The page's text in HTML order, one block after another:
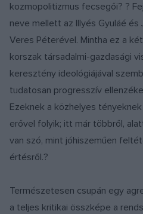
kozmopolitizmus fecsegői? ?
neve mellett az Illyés Gyuláé
Veres Péterével. Mintha ez a
korszak társadalmi-gazdasági
keresztény ideológiájával
tudatosan progresszív
Ezeknek a közhelyes
erővel folyik; itt már többről,
van szó, mint jóhiszeműen
értésről.?
Természetesen csupán egy
a teljes kritikai összképe a